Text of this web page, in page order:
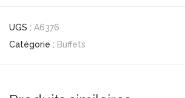
UGS : A6376
Catégorie : Buffets